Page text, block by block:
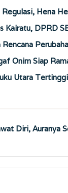
Hena
Kairatu, DPRD
Onim Siap
Utara
Diri, Auranya